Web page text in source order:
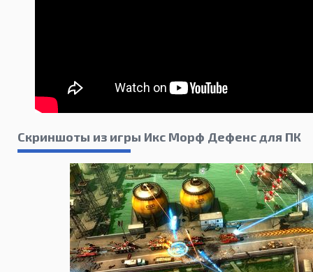
Скриншоты из игры Икс Морф Дефенс для ПК